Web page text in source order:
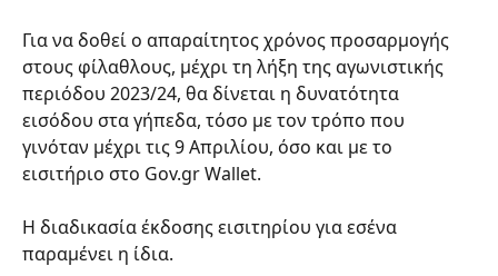
Για να δοθεί ο απαραίτητος χρόνος προσαρμογής
στους φίλαθλους, μέχρι τη λήξη της αγωνιστικής
περιόδου 2023/24, θα δίνεται η δυνατότητα
εισόδου στα γήπεδα, τόσο με τον τρόπο που
γινόταν μέχρι τις 9 Απριλίου, όσο και με το
εισιτήριο στο Gov.gr Wallet.
Η διαδικασία έκδοσης εισιτηρίου για εσένα
παραμένει η ίδια.